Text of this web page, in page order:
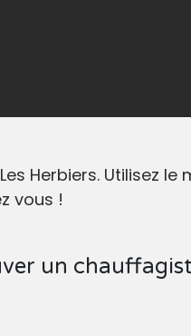
Herbiers. Utilisez
vous !
un